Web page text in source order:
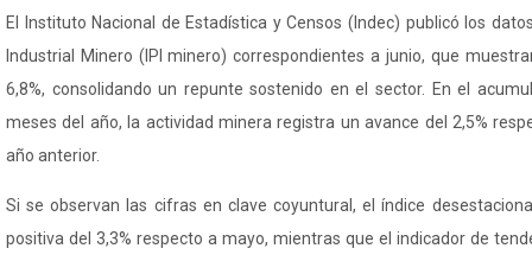
El Instituto Nacional de Estadística y Censos ( Indec) publicó los
Industrial Minero (IPI minero) correspondientes a junio, que
6,8%, consolidando un repunte sostenido en el sector. En el
meses del año, la actividad minera registra un avance del 2,5%
año anterior.
Si se observan las cifras en clave coyuntural, el índice
positiva del 3,3% respecto a mayo, mientras que el indicador de